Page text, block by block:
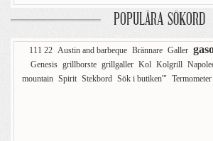
POPULÄRA SÖKORD
111 22 Austin and barbeque Brännare Galler
Genesis grillborste grillgaller Kol Kolgrill
mountain Spirit Stekbord Sök i butiken'" Termometer